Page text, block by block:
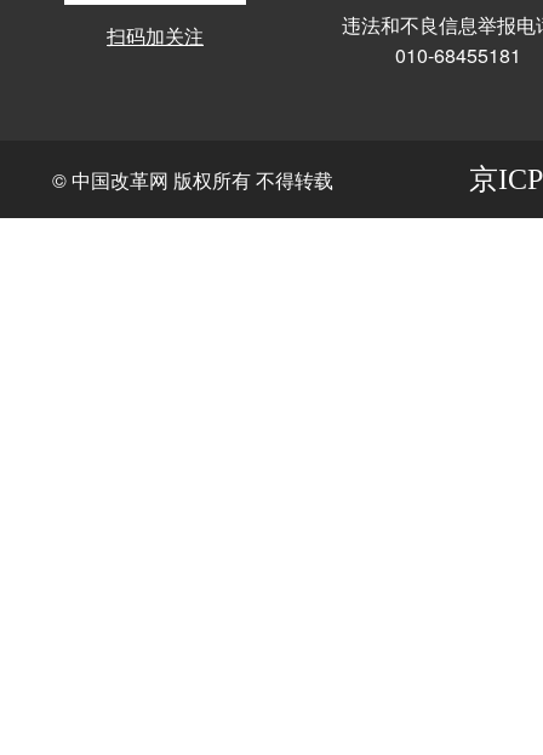
扫码加关注
违法和不良信息举报电
010-68455181
© 中国改革网 版权所有 不得转载 京